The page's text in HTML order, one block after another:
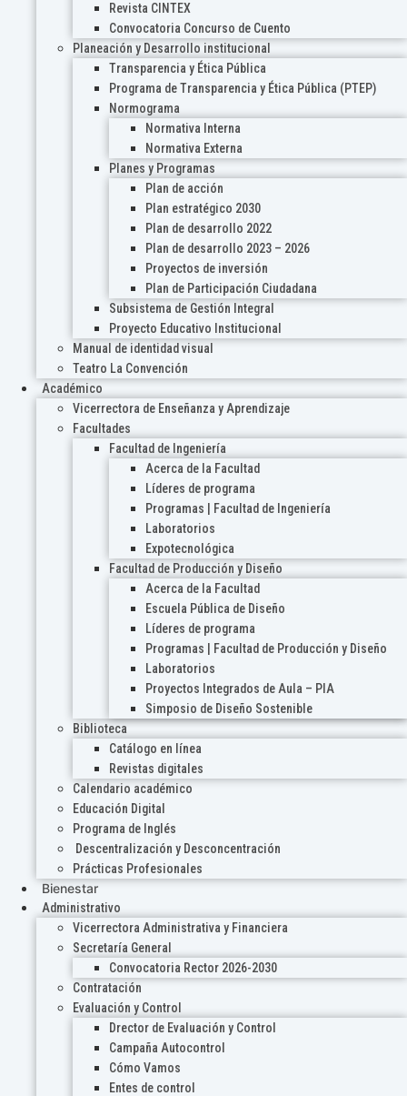
Revista CINTEX
Convocatoria Concurso de Cuento
Planeación y Desarrollo institucional
Transparencia y Ética Pública
Programa de Transparencia y Ética Pública (PTEP)
Normograma
Normativa Interna
Normativa Externa
Planes y Programas
Plan de acción
Plan estratégico 2030
Plan de desarrollo 2022
Plan de desarrollo 2023 – 2026
Proyectos de inversión
Plan de Participación Ciudadana
Subsistema de Gestión Integral
Proyecto Educativo Institucional
Manual de identidad visual
Teatro La Convención
Académico
Vicerrectora de Enseñanza y Aprendizaje
Facultades
Facultad de Ingeniería
Acerca de la Facultad
Líderes de programa
Programas | Facultad de Ingeniería
Laboratorios
Expotecnológica
Facultad de Producción y Diseño
Acerca de la Facultad
Escuela Pública de Diseño
Líderes de programa
Programas | Facultad de Producción y Diseño
Laboratorios
Proyectos Integrados de Aula – PIA
Simposio de Diseño Sostenible
Biblioteca
Catálogo en línea
Revistas digitales
Calendario académico
Educación Digital
Programa de Inglés
Descentralización y Desconcentración
Prácticas Profesionales
Bienestar
Administrativo
Vicerrectora Administrativa y Financiera
Secretaría General
Convocatoria Rector 2026-2030
Contratación
Evaluación y Control
Drector de Evaluación y Control
Campaña Autocontrol
Cómo Vamos
Entes de control